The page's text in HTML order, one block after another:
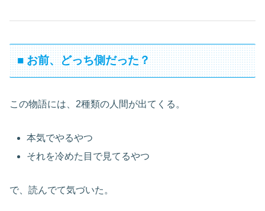
■ お前、どっち側だった？
この物語には、2種類の人間が出てくる。
本気でやるやつ
それを冷めた目で見てるやつ
で、読んでて気づいた。